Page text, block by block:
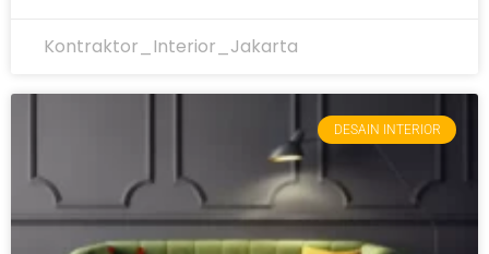
Kontraktor_Interior_Jakarta
DESAIN INTERIOR